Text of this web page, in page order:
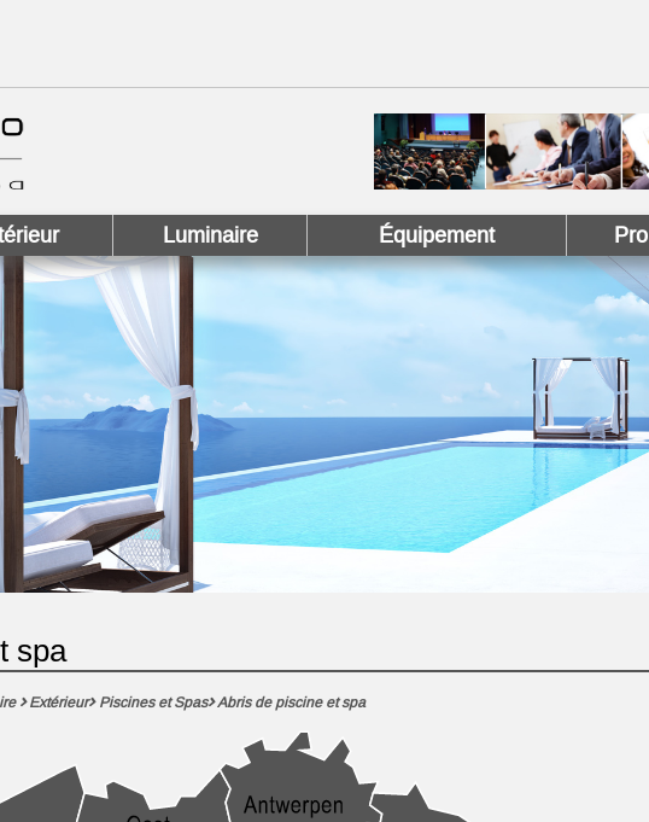
! !
sur Twitter !
Luminaire Équipement Pro
spa
Extérieur Piscines et Spas Abris de piscine et spa